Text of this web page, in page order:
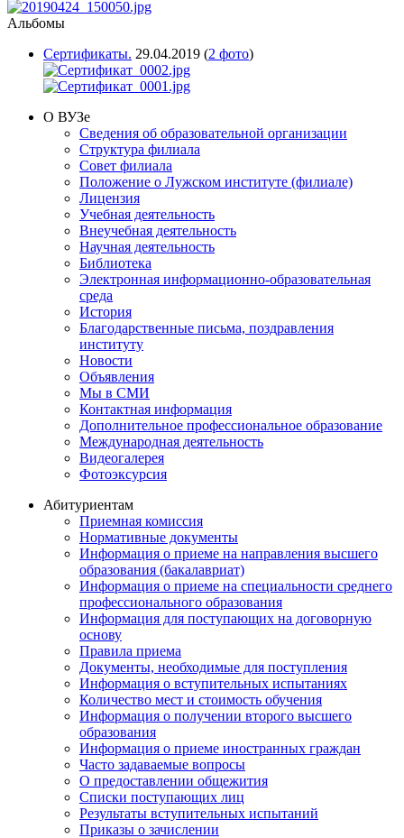
Альбомы
Сертификаты. 29.04.2019 (2 фото)
О ВУЗе
Сведения об образовательной организации
Структура филиала
Совет филиала
Положение о Лужском институте (филиале)
Лицензия
Учебная деятельность
Внеучебная деятельность
Научная деятельность
Библиотека
Электронная информационно-образовательная
среда
История
Благодарственные письма, поздравления
институту
Новости
Объявления
Мы в СМИ
Контактная информация
Дополнительное профессиональное образование
Международная деятельность
Видеогалерея
Фотоэксурсия
Абитуриентам
Приемная комиссия
Нормативные документы
Информация о приеме на направления высшего
образования (бакалавриат)
Информация о приеме на специальности среднего
профессионального образования
Информация для поступающих на договорную
основу
Правила приема
Документы, необходимые для поступления
Информация о вступительных испытаниях
Количество мест и стоимость обучения
Информация о получении второго высшего
образования
Информация о приеме иностранных граждан
Часто задаваемые вопросы
О предоставлении общежития
Списки поступающих лиц
Результаты вступительных испытаний
Приказы о зачислении